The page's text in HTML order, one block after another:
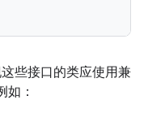
些接口的类应使用兼
如：